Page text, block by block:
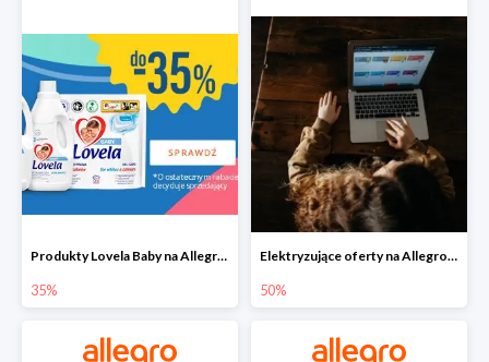
Produkty Lovela Baby na Allegro do -35%
35%
Elektryzujące oferty na Allegro do -50%
50%